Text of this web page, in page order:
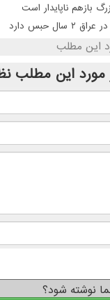
بازهم ناپایدار است
حبس دارد
این مطلب
مورد این مطلب
نوشته شود؟